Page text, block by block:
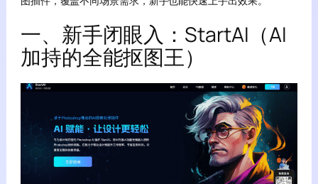
一、新手闭眼入：StartAI（AI
加持的全能抠图王）